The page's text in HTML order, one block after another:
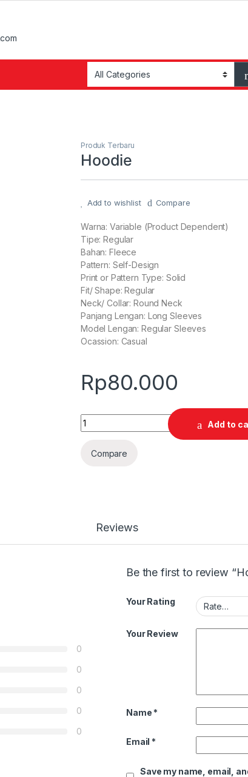
Produk Terbaru
Hoodie
Add to wishlist Compare
Warna: Variable (Product Dependent)
Tipe: Regular
Bahan: Fleece
Pattern: Self-Design
Print or Pattern Type: Solid
Fit/ Shape: Regular
Neck/ Collar: Round Neck
Panjang Lengan: Long Sleeves
Model Lengan: Regular Sleeves
Ocassion: Casual
Rp80.000
Quantity
Add to
Compare
Reviews
0
0
0
0
0
Be the first to review
Your Rating
Your Review
Name *
Email *
Save my name, email,